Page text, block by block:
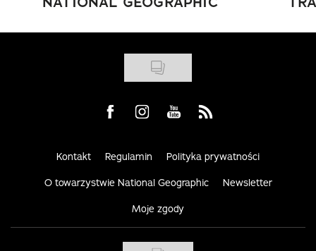
Visit us on Facebook
Visit us on Instagram
Visit us on Youtube
Visit us on Rss
Kontakt Regulamin Polityka prywatności
O towarzystwie National Geographic Newsletter
Moje zgody